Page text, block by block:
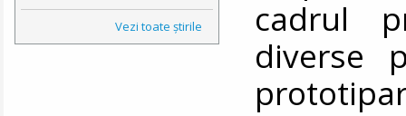
Vezi toate ştirile
cadrul
diverse